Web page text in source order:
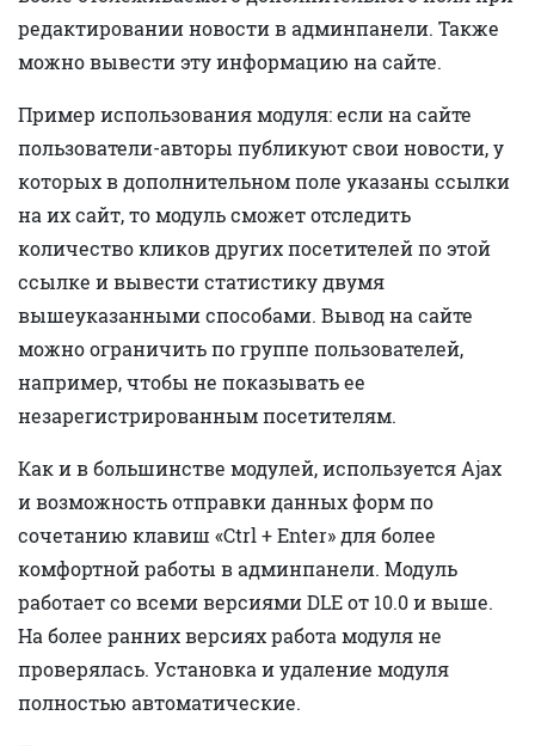
редактировании новости в админпанели. Также
можно вывести эту информацию на сайте.
Пример использования модуля: если на сайте
пользователи-авторы публикуют свои новости, у
которых в дополнительном поле указаны ссылки
на их сайт, то модуль сможет отследить
количество кликов других посетителей по этой
ссылке и вывести статистику двумя
вышеуказанными способами. Вывод на сайте
можно ограничить по группе пользователей,
например, чтобы не показывать ее
незарегистрированным посетителям.
Как и в большинстве модулей, используется Ajax
и возможность отправки данных форм по
сочетанию клавиш «Ctrl + Enter» для более
комфортной работы в админпанели. Модуль
работает со всеми версиями DLE от 10.0 и выше.
На более ранних версиях работа модуля не
проверялась. Установка и удаление модуля
полностью автоматические.